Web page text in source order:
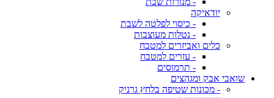
יודאיקה
- כיסוי לפלטה לשבת
- נטלות מעוצבות
כלים ואביזרים למטבח
- עזרים למטבח
- תרמוסים
שואבי אבק ומגהצים
- מכונות שטיפה בלחץ גרניק